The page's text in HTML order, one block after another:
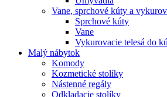
Vane, sprchové kúty a
Sprchové kúty
Vane
Vykurovacie telesá do
Malý nábytok
Komody
Kozmetické stolíky
Nástenné regály
Odkladacie stolíky